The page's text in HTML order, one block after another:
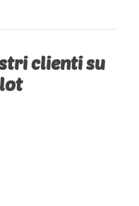
clienti su